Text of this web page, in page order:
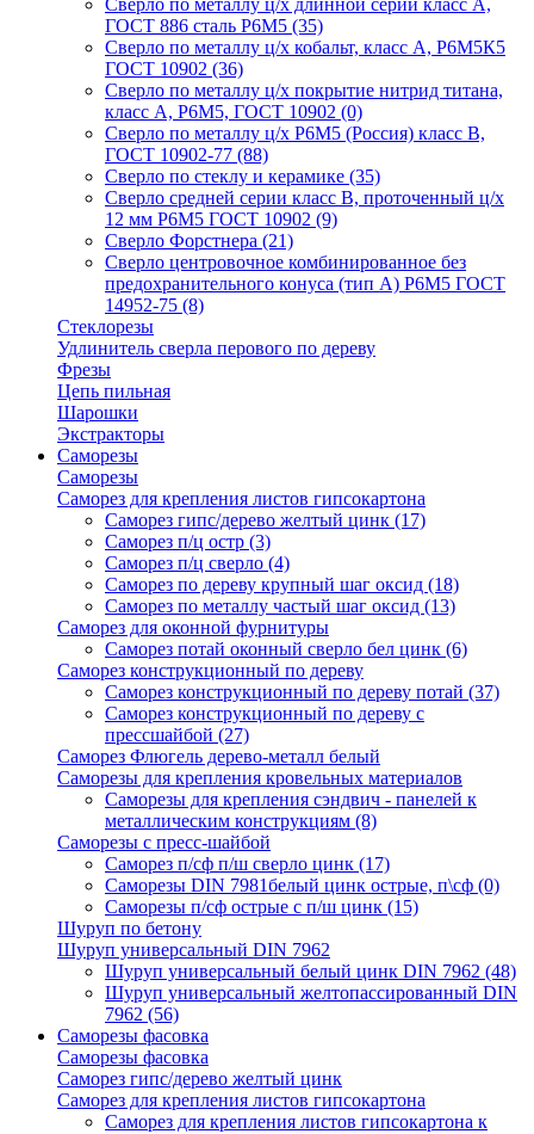
Сверло по металлу ц/х длинной серии класс А,
ГОСТ 886 сталь Р6М5 (35)
Сверло по металлу ц/х кобальт, класс А, Р6М5К5
ГОСТ 10902 (36)
Сверло по металлу ц/х покрытие нитрид титана,
класс А, Р6М5, ГОСТ 10902 (0)
Сверло по металлу ц/х Р6М5 (Россия) класс В,
ГОСТ 10902-77 (88)
Сверло по стеклу и керамике (35)
Сверло средней серии класс В, проточенный ц/х
12 мм Р6М5 ГОСТ 10902 (9)
Сверло Форстнера (21)
Сверло центровочное комбинированное без
предохранительного конуса (тип А) Р6М5 ГОСТ
14952-75 (8)
Стеклорезы
Удлинитель сверла перового по дереву
Фрезы
Цепь пильная
Шарошки
Экстракторы
Саморезы
Саморезы
Саморез для крепления листов гипсокартона
Саморез гипс/дерево желтый цинк (17)
Саморез п/ц остр (3)
Саморез п/ц сверло (4)
Саморез по дереву крупный шаг оксид (18)
Саморез по металлу частый шаг оксид (13)
Саморез для оконной фурнитуры
Саморез потай оконный сверло бел цинк (6)
Саморез конструкционный по дереву
Саморез конструкционный по дереву потай (37)
Саморез конструкционный по дереву с
прессшайбой (27)
Саморез Флюгель дерево-металл белый
Саморезы для крепления кровельных материалов
Саморезы для крепления сэндвич - панелей к
металлическим конструкциям (8)
Саморезы с пресс-шайбой
Саморез п/сф п/ш сверло цинк (17)
Саморезы DIN 7981белый цинк острые, п\сф (0)
Саморезы п/сф острые с п/ш цинк (15)
Шуруп по бетону
Шуруп универсальный DIN 7962
Шуруп универсальный белый цинк DIN 7962 (48)
Шуруп универсальный желтопассированный DIN
7962 (56)
Саморезы фасовка
Саморезы фасовка
Саморез гипс/дерево желтый цинк
Саморез для крепления листов гипсокартона
Саморез для крепления листов гипсокартона к